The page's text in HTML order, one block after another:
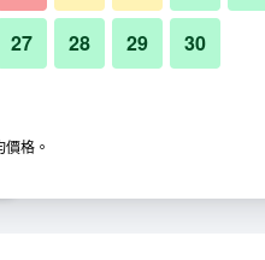
里士滿札幌大通酒店的照片
27 28 29 30
格。